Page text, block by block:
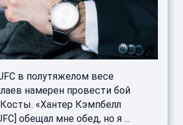
в полутяжелом весе
намерен провести бой
«Хантер Кэмпбелл
обещал мне обед, но я ...